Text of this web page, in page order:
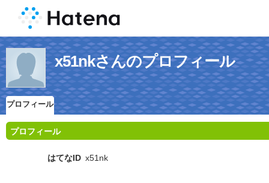
x51nkさんのプロフィール
プロフィール
プロフィール
はてなID x51nk